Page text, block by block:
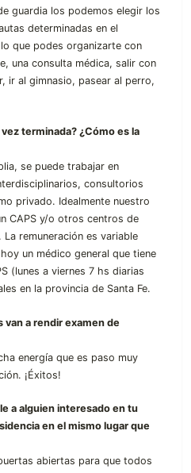
guardia los podemos elegir los
determinadas en el
que podes organizarte con
una consulta médica, salir con
ir al gimnasio, pasear al perro,
terminada? ¿Cómo es la
se puede trabajar en
consultorios
privado. Idealmente nuestro
CAPS y/o otros centros de
remuneración es variable
un médico general que tiene
(lunes a viernes 7 hs diarias
en la provincia de Santa Fe.
van a rendir examen de
energía que es paso muy
¡Éxitos!
a alguien interesado en tu
en el mismo lugar que
abiertas para que todos